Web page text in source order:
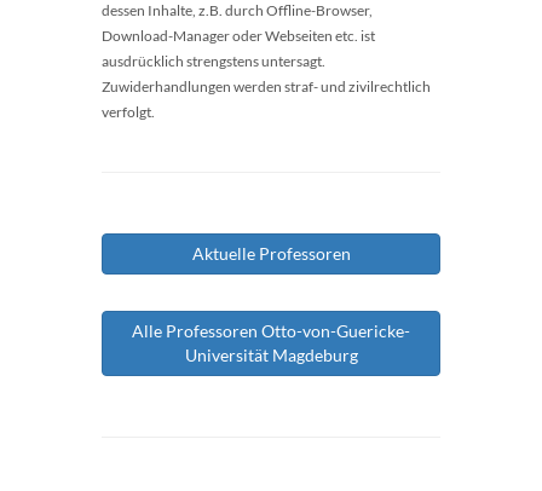
dessen Inhalte, z.B. durch Offline-Browser,
Download-Manager oder Webseiten etc. ist
ausdrücklich strengstens untersagt.
Zuwiderhandlungen werden straf- und zivilrechtlich
verfolgt.
Aktuelle Professoren
Alle Professoren Otto-von-Guericke-
Universität Magdeburg